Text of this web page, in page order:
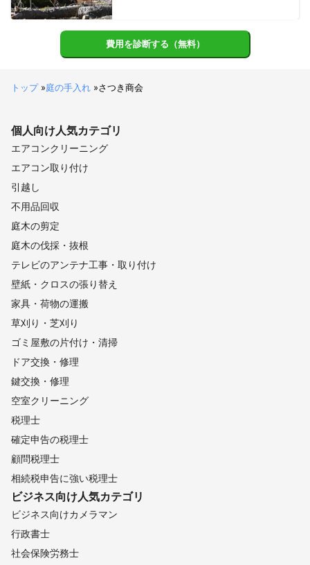
費用を診断する（無料）
トップ»庭の手入れ »さつき商会
個人向け人気カテゴリ
エアコンクリーニング
エアコン取り付け
引越し
不用品回収
庭木の剪定
庭木の伐採・抜根
テレビのアンテナ工事・取り付け
壁紙・クロスの張り替え
家具・荷物の運搬
草刈り・芝刈り
ゴミ屋敷の片付け・清掃
ドア交換・修理
鍵交換・修理
空室クリーニング
税理士
確定申告の税理士
顧問税理士
相続税申告に強い税理士
ビジネス向け人気カテゴリ
ビジネス向けカメラマン
行政書士
社会保険労務士